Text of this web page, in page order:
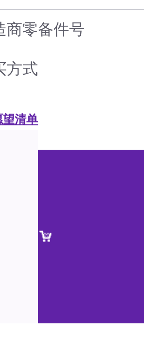
商零备件号
方式
清单